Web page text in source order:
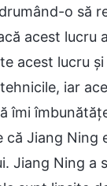
o să
acest lucru
acest lucru
iar
îmi
că Jiang Ning
Jiang Ning a